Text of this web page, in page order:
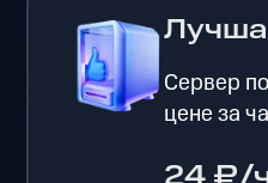
Сервер
цене за